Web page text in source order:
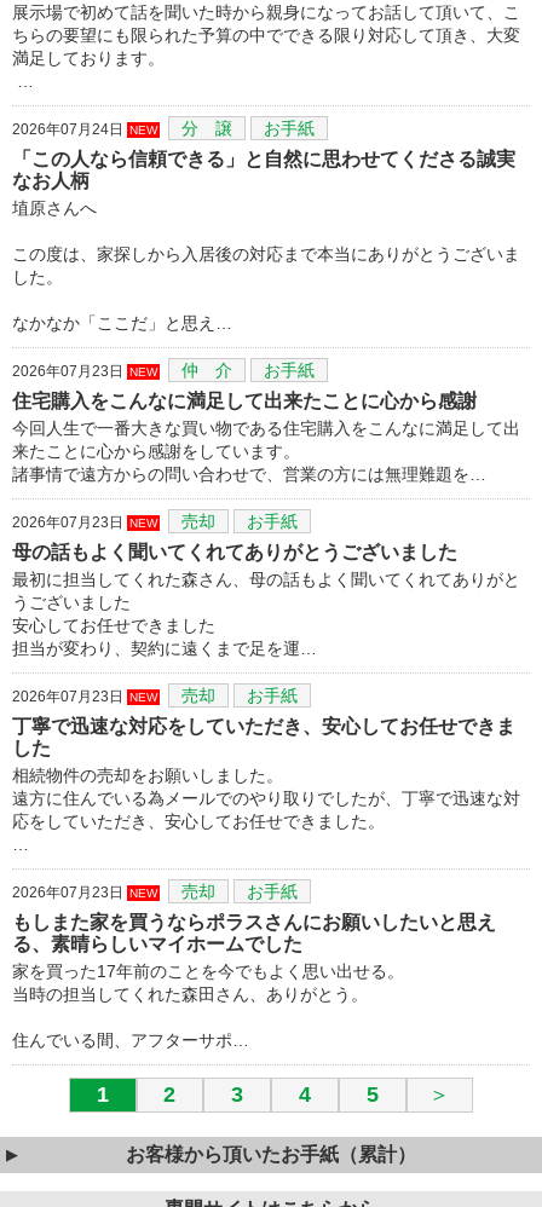
展示場で初めて話を聞いた時から親身になってお話して頂いて、こ
ちらの要望にも限られた予算の中でできる限り対応して頂き、大変
満足しております。
2026年07月24日 NEW 分 譲 お手紙
「この人なら信頼できる」と自然に思わせてくださる誠実
なお人柄
埴原さんへ
この度は、家探しから入居後の対応まで本当にありがとうございま
した。
なかなか「ここだ」と思え…
2026年07月23日 NEW 仲 介 お手紙
住宅購入をこんなに満足して出来たことに心から感謝
今回人生で一番大きな買い物である住宅購入をこんなに満足して出
来たことに心から感謝をしています。
諸事情で遠方からの問い合わせで、営業の方には無理難題を…
2026年07月23日 NEW 売却 お手紙
母の話もよく聞いてくれてありがとうございました
最初に担当してくれた森さん、母の話もよく聞いてくれてありがと
うございました
安心してお任せできました
担当が変わり、契約に遠くまで足を運…
2026年07月23日 NEW 売却 お手紙
丁寧で迅速な対応をしていただき、安心してお任せできま
した
相続物件の売却をお願いしました。
遠方に住んでいる為メールでのやり取りでしたが、丁寧で迅速な対
応をしていただき、安心してお任せできました。
2026年07月23日 NEW 売却 お手紙
もしまた家を買うならポラスさんにお願いしたいと思え
る、素晴らしいマイホームでした
家を買った17年前のことを今でもよく思い出せる。
当時の担当してくれた森田さん、ありがとう。
住んでいる間、アフターサポ…
1 2 3 4 5 ＞
お客様から頂いたお手紙（累計）